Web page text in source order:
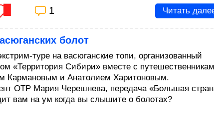
1 Читать
болот
туре на васюганские топи, организованный
«Территория Сибири» вместе с
Кармановым и Анатолием Харитоновым.
ОТР Мария Черешнева, передача «Большая
вам на ум когда вы слышите о болотах?